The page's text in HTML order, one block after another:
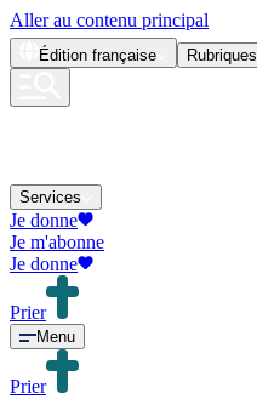
Aller au contenu principal
Édition française Rubriques
Services
Je donne
Je m'abonne
Je donne
Prier
Menu
Prier